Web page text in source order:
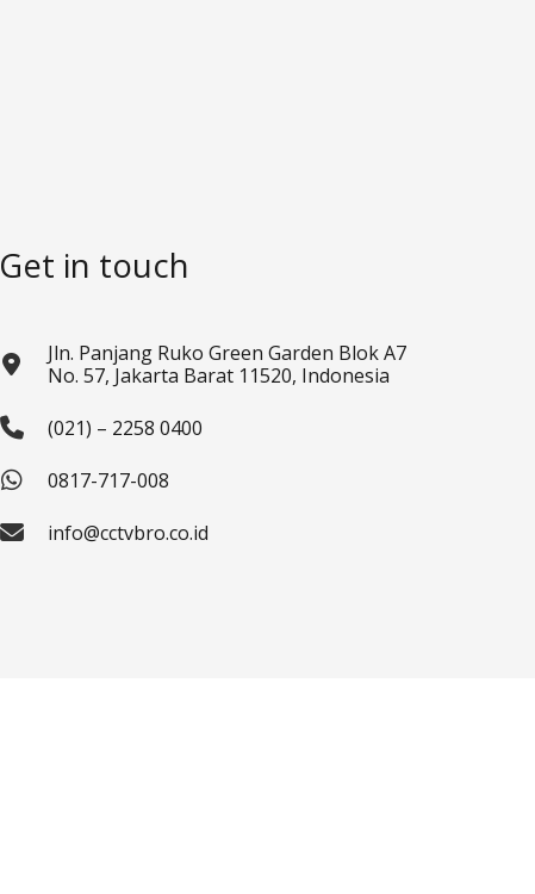
Get in touch
Jln. Panjang Ruko Green Garden Blok A7
No. 57, Jakarta Barat 11520, Indonesia
(021) – 2258 0400
0817-717-008
info@cctvbro.co.id